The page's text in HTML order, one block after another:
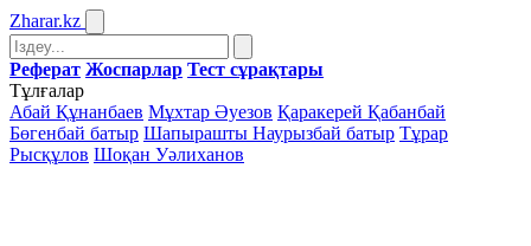
Zharar.kz
Реферат Жоспарлар Тест сұрақтары
Тұлғалар
Абай Құнанбаев Мұхтар Әуезов Қаракерей Қабанбай
Бөгенбай батыр Шапырашты Наурызбай батыр Тұрар
Рысқұлов Шоқан Уәлиханов